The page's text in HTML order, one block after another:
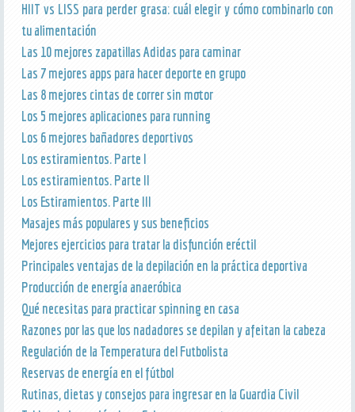
HIIT vs LISS para perder grasa: cuál elegir y cómo combinarlo con
tu alimentación
Las 10 mejores zapatillas Adidas para caminar
Las 7 mejores apps para hacer deporte en grupo
Las 8 mejores cintas de correr sin motor
Los 5 mejores aplicaciones para running
Los 6 mejores bañadores deportivos
Los estiramientos. Parte I
Los estiramientos. Parte II
Los Estiramientos. Parte III
Masajes más populares y sus beneficios
Mejores ejercicios para tratar la disfunción eréctil
Principales ventajas de la depilación en la práctica deportiva
Producción de energía anaeróbica
Qué necesitas para practicar spinning en casa
Razones por las que los nadadores se depilan y afeitan la cabeza
Regulación de la Temperatura del Futbolista
Reservas de energía en el fútbol
Rutinas, dietas y consejos para ingresar en la Guardia Civil